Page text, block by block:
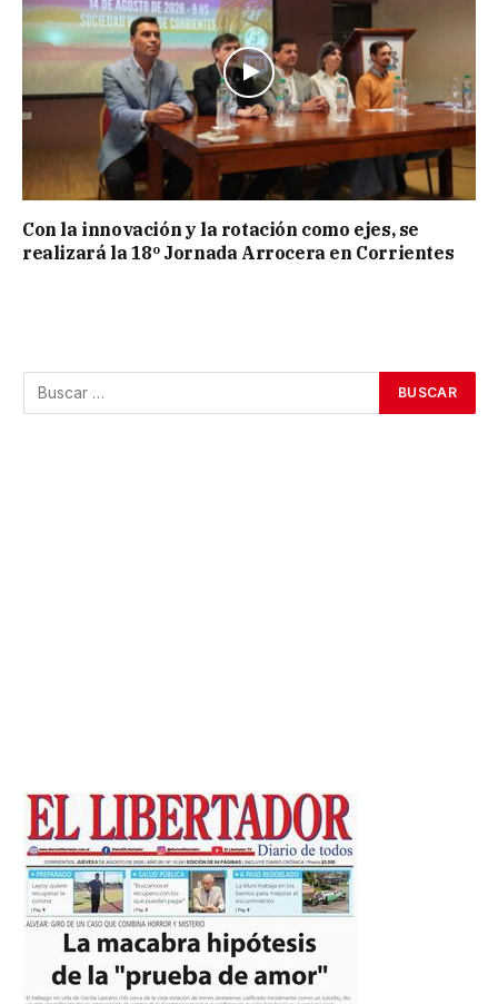
Con la innovación y la rotación como ejes, se
realizará la 18º Jornada Arrocera en Corrientes